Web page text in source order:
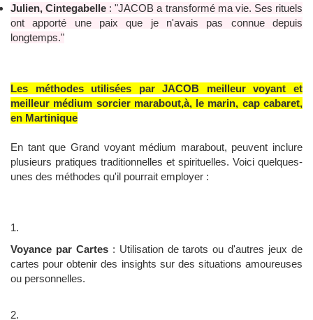
Julien, Cintegabelle : "JACOB a transformé ma vie. Ses rituels
ont apporté une paix que je n'avais pas connue depuis
longtemps."
Les méthodes utilisées par JACOB meilleur voyant et
meilleur médium sorcier marabout,à, le marin, cap cabaret,
en Martinique
En tant que Grand voyant médium marabout, peuvent inclure
plusieurs pratiques traditionnelles et spirituelles. Voici quelques-
unes des méthodes qu'il pourrait employer :
Voyance par Cartes: Utilisation de tarots ou d'autres jeux de
cartes pour obtenir des insights sur des situations amoureuses
ou personnelles.